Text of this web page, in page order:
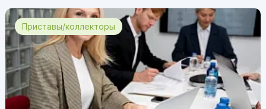
Приставы/коллекторы